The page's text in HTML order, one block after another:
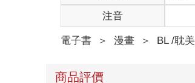
注音
電子書 ＞ 漫畫 ＞ BL /耽美
商品評價